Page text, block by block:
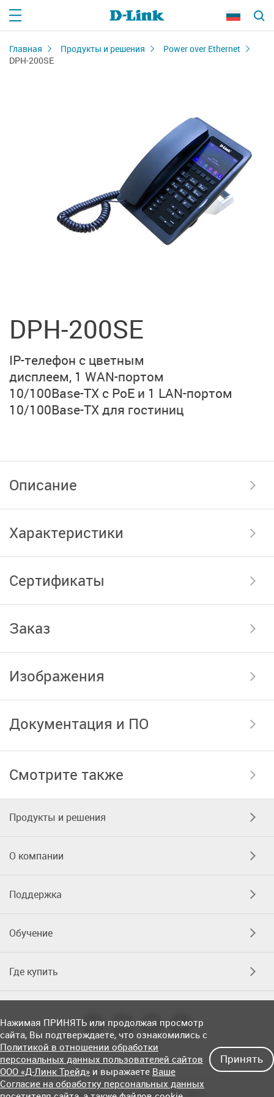
Главная Продукты и решения
Power over Ethernet
DPH-200SE
DPH-200SE
IP-телефон с цветным
дисплеем, 1 WAN-портом
10/100Base-TX с PoE и 1 LAN-портом
10/100Base-TXдля гостиниц
Описание
Характеристики
Сертификаты
Заказ
Изображения
Документация и ПО
Смотрите также
Продукты и решения
О компании
Поддержка
Обучение
Где купить
Соглашение об использовании сайта
Нажимая ПРИНЯТЬ или продолжая просмотр
сайта, Вы подтверждаете, что ознакомились с
Политикой в отношении обработки
персональных данных пользователей сайтов
ООО «Д-Линк Трейд» и выражаете Ваше
Согласие на обработку персональных данных
Принять